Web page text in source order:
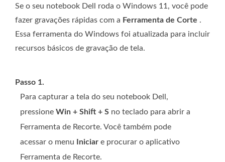
Se o seu notebook Dell roda o Windows 11, você pode
fazer gravações rápidas com a Ferramenta de Corte .
Essa ferramenta do Windows foi atualizada para incluir
recursos básicos de gravação de tela.
Passo 1.
Para capturar a tela do seu notebook Dell,
pressione Win + Shift + S no teclado para abrir a
Ferramenta de Recorte. Você também pode
acessar o menu
Iniciar e procurar o aplicativo
Ferramenta de Recorte.